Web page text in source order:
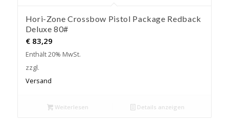
Hori-Zone Crossbow Pistol Package Redback
Deluxe 80#
€83,29
Enthält 20% MwSt.
zzgl.
Versand
Weiterlesen Details anzeigen